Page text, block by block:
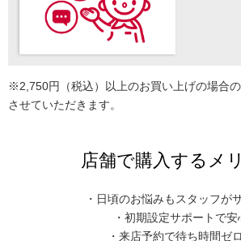
※2,750円（税込）以上のお買い上げの場合
させていただきます。
店舗で購入するメ
・日頃のお悩みもスタッフが
・初期設定サポートで安
・来店予約で待ち時間ゼ